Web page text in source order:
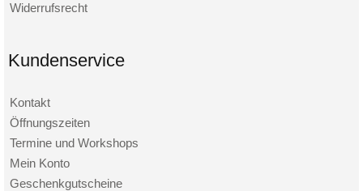
Widerrufsrecht
Kundenservice
Kontakt
Öffnungszeiten
Termine und Workshops
Mein Konto
Geschenkgutscheine